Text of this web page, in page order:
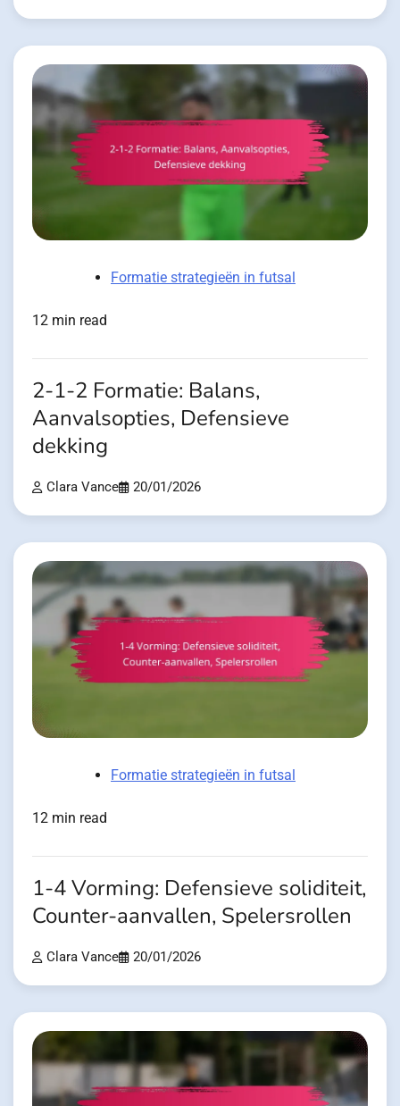
Formatie strategieën in futsal
12 min read
2-1-2 Formatie: Balans,
Aanvalsopties, Defensieve
dekking
Clara Vance 20/01/2026
Formatie strategieën in futsal
12 min read
1-4 Vorming: Defensieve soliditeit,
Counter-aanvallen, Spelersrollen
Clara Vance 20/01/2026